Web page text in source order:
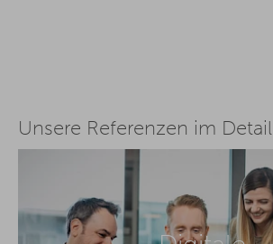
Unsere Referenzen im Detail